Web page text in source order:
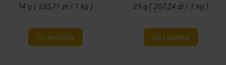
14 g ( 235,71 zł / 1 kg )
Do koszyka
29 g ( 207,24 zł / 1 kg )
Do koszyka